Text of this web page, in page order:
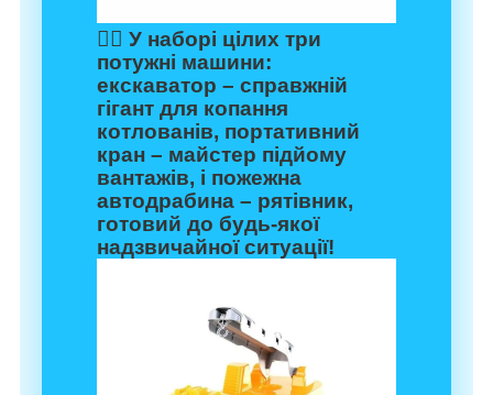
👷‍♂️ У наборі цілих три
потужні машини:
екскаватор – справжній
гігант для копання
котлованів, портативний
кран – майстер підйому
вантажів, і пожежна
автодрабина – рятівник,
готовий до будь-якої
надзвичайної ситуації!